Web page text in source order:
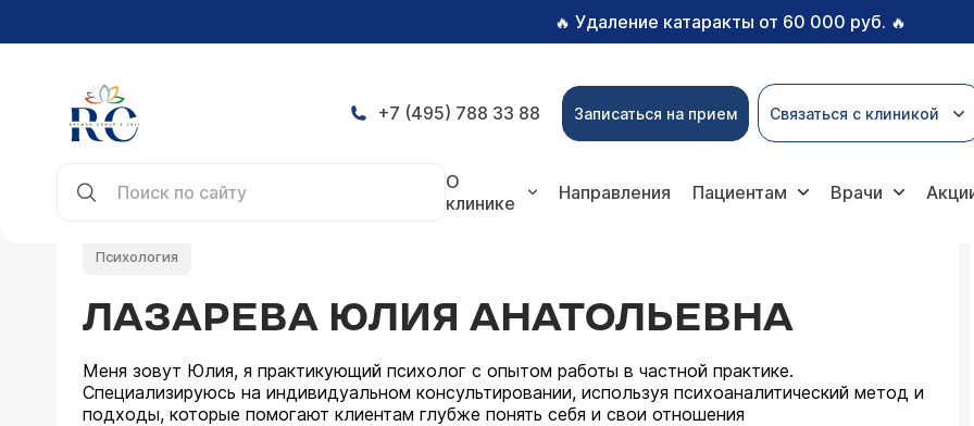
🔥 Удаление катаракты от 60 000 руб. 🔥
+7 (495) 788 33 88 Записаться на прием Связаться с клиникой
О
клинике
Направления Пациентам Врачи
Психология
ЛАЗАРЕВА ЮЛИЯ АНАТОЛЬЕВНА
Меня зовут Юлия, я практикующий психолог с опытом работы в частной практике.
Специализируюсь на индивидуальном консультировании, используя психоаналитический метод и
подходы, которые помогают клиентам глубже понять себя и свои отношения